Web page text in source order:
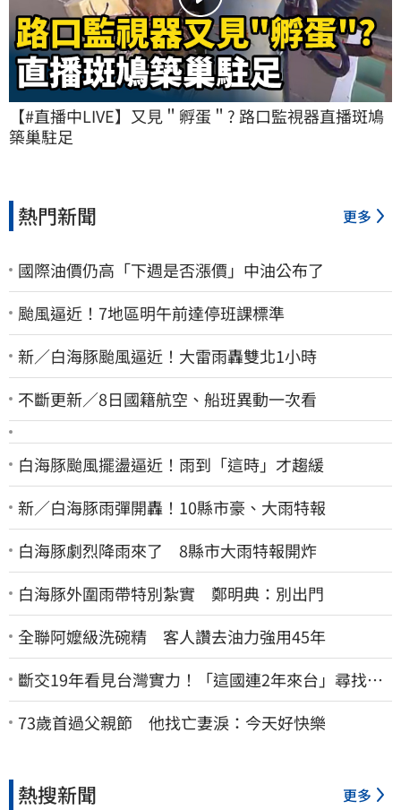
【#直播中LIVE】又見＂孵蛋＂? 路口監視器直播斑鳩
築巢駐足
熱門新聞 更多
國際油價仍高「下週是否漲價」中油公布了
颱風逼近！7地區明午前達停班課標準
新／白海豚颱風逼近！大雷雨轟雙北1小時
不斷更新／8日國籍航空、船班異動一次看
白海豚颱風擺盪逼近！雨到「這時」才趨緩
新／白海豚雨彈開轟！10縣市豪、大雨特報
白海豚劇烈降雨來了 8縣市大雨特報開炸
白海豚外圍雨帶特別紮實 鄭明典：別出門
全聯阿嬤級洗碗精 客人讚去油力強用45年
斷交19年看見台灣實力！「這國連2年來台」尋找商
機
73歲首過父親節 他找亡妻淚：今天好快樂
熱搜新聞 更多